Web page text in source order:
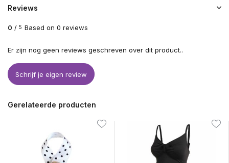
Reviews
0 / 5 Based on 0 reviews
Er zijn nog geen reviews geschreven over dit product..
Schrijf je eigen review
Gerelateerde producten